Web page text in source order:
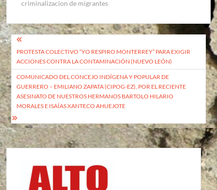
criminalizacion de migrantes
Navegación
de
entradas
PROTESTA COLECTIVO “YO RESPIRO MONTERREY” PARA EXIGIR
ACCIONES CONTRA LA CONTAMINACIÓN (NUEVO LEÓN)
COMUNICADO DEL CONCEJO INDÍGENA Y POPULAR DE
GUERRERO – EMILIANO ZAPATA (CIPOG-EZ), POR EL RECIENTE
ASESINATO DE NUESTROS HERMANOS BARTOLO HILARIO
MORALES E ISAÍAS XANTECO AHUEJOTE